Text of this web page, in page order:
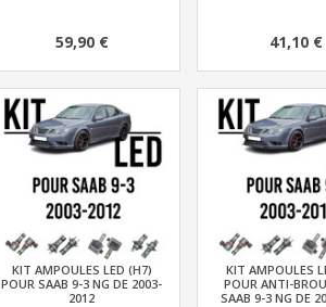
59,90 € 41,10 €
KIT AMPOULES LED (H7)
POUR SAAB 9-3 NG DE 2003-
2012
KIT AMPOULES
POUR ANTI-
SAAB 9-3 NG DE